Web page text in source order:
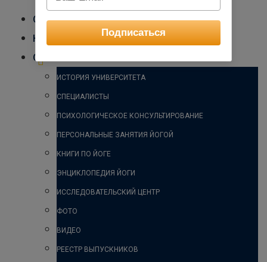
ОБУЧЕНИЕ ПРЕПОДАВАТЕЛЕЙ ЙОГИ
КУРСЫ ЙОГИ
О НАС
ИСТОРИЯ УНИВЕРСИТЕТА
СПЕЦИАЛИСТЫ
ПСИХОЛОГИЧЕСКОЕ КОНСУЛЬТИРОВАНИЕ
ПЕРСОНАЛЬНЫЕ ЗАНЯТИЯ ЙОГОЙ
КНИГИ ПО ЙОГЕ
ЭНЦИКЛОПЕДИЯ ЙОГИ
ИССЛЕДОВАТЕЛЬСКИЙ ЦЕНТР
ФОТО
ВИДЕО
РЕЕСТР ВЫПУСКНИКОВ
Подписаться